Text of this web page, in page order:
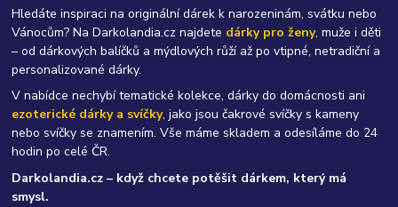
Hledáte inspiraci na originální dárek k narozeninám, svátku nebo
Vánocům? Na Darkolandia.cz najdete dárky pro ženy, muže i děti
– od dárkových balíčků a mýdlových růží až po vtipné, netradiční a
personalizované dárky.
V nabídce nechybí tematické kolekce, dárky do domácnosti ani
ezoterické dárky a svíčky, jako jsou čakrové svíčky s kameny
nebo svíčky se znamením. Vše máme skladem a odesíláme do 24
hodin po celé ČR.
Darkolandia.cz – když chcete potěšit dárkem, který má
smysl.